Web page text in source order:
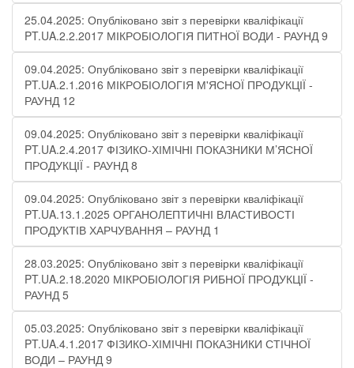
25.04.2025: Опубліковано звіт з перевірки кваліфікації
PT.UA.2.2.2017 МІКРОБІОЛОГІЯ ПИТНОЇ ВОДИ​​ - РАУНД 9
09.04.2025: Опубліковано звіт з перевірки кваліфікації
PT.UA.2.1.2016 МІКРОБІОЛОГІЯ М'ЯСНОЇ ПРОДУКЦІЇ -
РАУНД 12
09.04.2025: Опубліковано звіт з перевірки кваліфікації
PT.UA.2.4.2017 ФІЗИКО-ХІМІЧНІ ПОКАЗНИКИ М’ЯСНОЇ
ПРОДУКЦІЇ​ - РАУНД 8
09.04.2025: Опубліковано звіт з перевірки кваліфікації
PT.UA.13.1.2025 ОРГАНОЛЕПТИЧНІ ВЛАСТИВОСТІ
ПРОДУКТІВ ХАРЧУВАННЯ – РАУНД 1
28.03.2025: Опубліковано звіт з перевірки кваліфікації
PT.UA.2.18.2020 МІКРОБІОЛОГІЯ РИБНОЇ ПРОДУКЦІЇ -
РАУНД 5
05.03.2025: Опубліковано звіт з перевірки кваліфікації
PT.UA.4.1.2017 ФІЗИКО-ХІМІЧНІ ПОКАЗНИКИ СТІЧНОЇ
ВОДИ – РАУНД 9